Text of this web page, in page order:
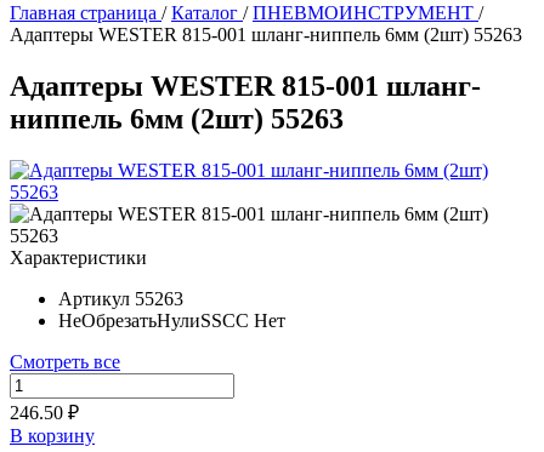
Главная страница / Каталог / ПНЕВМОИНСТРУМЕНТ /
Адаптеры WESTER 815-001 шланг-ниппель 6мм (2шт) 55263
Адаптеры WESTER 815-001 шланг-
ниппель 6мм (2шт) 55263
Характеристики
Артикул 55263
НеОбрезатьНулиSSCC Нет
Смотреть все
246.50 ₽
В корзину